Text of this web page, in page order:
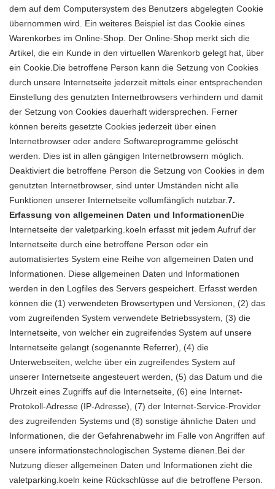
dem auf dem Computersystem des Benutzers abgelegten Cookie
übernommen wird. Ein weiteres Beispiel ist das Cookie eines
Warenkorbes im Online-Shop. Der Online-Shop merkt sich die
Artikel, die ein Kunde in den virtuellen Warenkorb gelegt hat, über
ein Cookie.Die betroffene Person kann die Setzung von Cookies
durch unsere Internetseite jederzeit mittels einer entsprechenden
Einstellung des genutzten Internetbrowsers verhindern und damit
der Setzung von Cookies dauerhaft widersprechen. Ferner
können bereits gesetzte Cookies jederzeit über einen
Internetbrowser oder andere Softwareprogramme gelöscht
werden. Dies ist in allen gängigen Internetbrowsern möglich.
Deaktiviert die betroffene Person die Setzung von Cookies in dem
genutzten Internetbrowser, sind unter Umständen nicht alle
Funktionen unserer Internetseite vollumfänglich nutzbar.7.
Erfassung von allgemeinen Daten und InformationenDie
Internetseite der valetparking.koeln erfasst mit jedem Aufruf der
Internetseite durch eine betroffene Person oder ein
automatisiertes System eine Reihe von allgemeinen Daten und
Informationen. Diese allgemeinen Daten und Informationen
werden in den Logfiles des Servers gespeichert. Erfasst werden
können die (1) verwendeten Browsertypen und Versionen, (2) das
vom zugreifenden System verwendete Betriebssystem, (3) die
Internetseite, von welcher ein zugreifendes System auf unsere
Internetseite gelangt (sogenannte Referrer), (4) die
Unterwebseiten, welche über ein zugreifendes System auf
unserer Internetseite angesteuert werden, (5) das Datum und die
Uhrzeit eines Zugriffs auf die Internetseite, (6) eine Internet-
Protokoll-Adresse (IP-Adresse), (7) der Internet-Service-Provider
des zugreifenden Systems und (8) sonstige ähnliche Daten und
Informationen, die der Gefahrenabwehr im Falle von Angriffen auf
unsere informationstechnologischen Systeme dienen.Bei der
Nutzung dieser allgemeinen Daten und Informationen zieht die
valetparking.koeln keine Rückschlüsse auf die betroffene Person.